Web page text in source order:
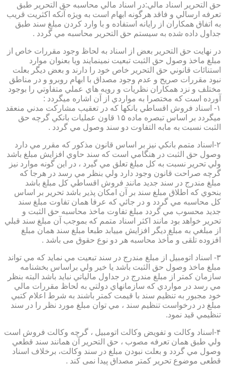
حق التحرير اسناد مالي:در اسناد مالي محاسبه حق التحرير طبق
تعرفه ارسالي و فاقد هرگونه ابهام است به ويژه آنكه اكثريت قريب
به اتفاق همكاران از رايانه استفاده و با وارد كردن مبلغ سند طبق
جداول داده شده به سيستم حق التحرير محاسبه مي گردد .
در نهايت حق التحرير بعض از اسناد به لحاظ وجود مقررات خاص از
مبلغ ماخذ وصول حق الثبت تبعيت نمينمايند ويا بعنوان موارد
استنائات قانوني حق التحرير خاص خود را دارند و بعض ديگر بعلت
نبود مقررات صريح و عدم وجود مصداق با ابهام روبرو و در مناطق
مختلف و نزد همكاران نظريات و رويه هاي عملي متفاوتي را بوجود
آورده است كه مختصرا به مواردي از آن اشاره ميگردد :
۱- اسناد فروش اقساطي بانكها كه در تعقيب مشاركت مدني منعقد
ميگردد بر اساس تبصره ماده ۱۵ قاون عمليات بانكي گرچه حق
الثبت نسبت به مابه التفاوت دو سند وصول مي گردد .
۲-اسناد متمم بانكي نيز بر اساس قانون مذكور كه مقرر مي دارد
وصول حق الثبت در هنگامي است كه سند حاوي افزايش مبلغ باشد
ولي تحرير نسبت به كل مبلغ تعلق مي گيرد ، در اين گونه موارد نيز
گرچه صراحت قانون وجود دارد ولي بنظر مي رسد در هرجا كه
مبلغ مندرج در سند جديد مانند فروش اقساطي كل مبلغ باشد
بنحوي كه اطلاق مبلغ سند بر آن امكان پذير باشد تحرير بر اساس
كل محاسبه مي گردد و در جائي كه عرفا همان تفاوت مبلغ سند
جديد محسوب مي گردد مبلغ تفاوت ماخذ محاسبه حق الثبت و
تحرير خواهد بود مانند اكثر اسناد متمم كه بموجب آن مبلغ سند قبلي
از مبلغي به مبلغ ديگر افزايش مييابد طبعا مبلغ سند همان مبلغ
افزوده تلقی و مأخذ محاسبه هر دو نوع حقوق می باشد .
۳- اسناد اتومبيل از مبلغ مندرج در سند تبعيت مي نمايد كه مي تواند
مبلغ ماخذ وصول حق الثبت باشد يا خير ولي براساس بخشنامه
سازمان كمتر از مبلغ مندرج در جداول مالياتي نبايد باشد البته بنظر
مي رسد در مواردي كه سازمانهاي دولتي به لحاظ مقررات مالي
خود مجبور به تنظيم سند با قيمت كمتر باشند به شرط اعلام كتبي
مبلغ در درخواست تنظيم سند ، مي توان مبلغ مورد نظر را در سند
تنظيمي قيد نمود.
۴-اسناد وكالت و تفويض وكالت اتومبيل ، گرچه وكالت فروش است
ولي طبق همان تعرفه مصوب ، حق التحرير آن همانند سند قطعي
وصول مي گردد و بعلت نبودن مبلغ در سند وكالت، برخلاف اسناد
قطعی موضوع تحریر کمتر مصداق پیدا نمی کند .